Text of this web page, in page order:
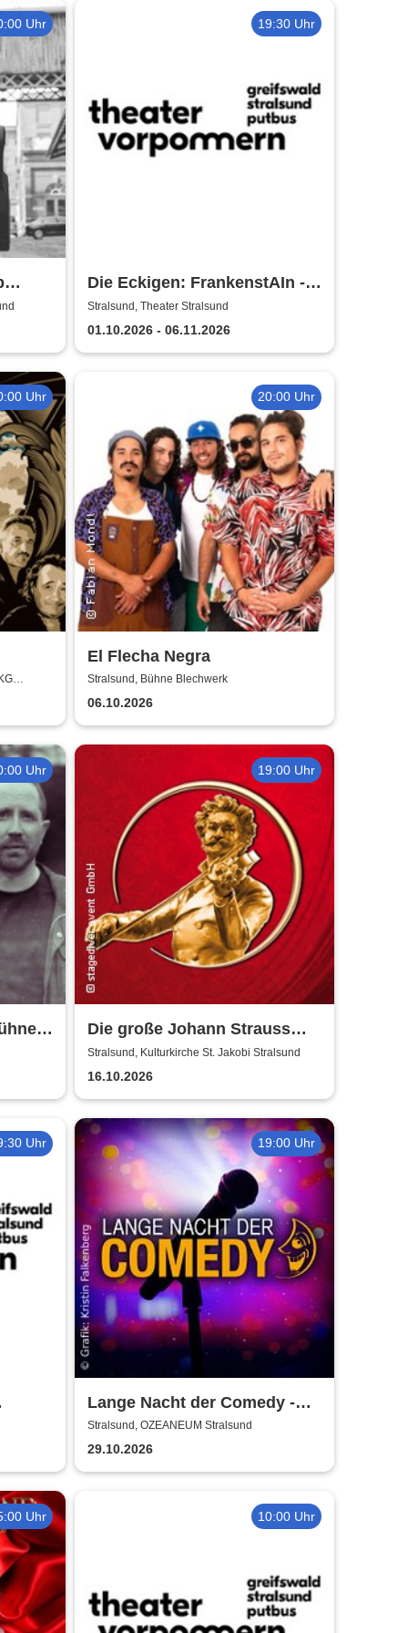
Uhr 19:30 Uhr
Die Eckigen: FrankenstAIn -
Theater Vorpommern
Stralsund, Theater Stralsund
01.10.2026 - 06.11.2026
Uhr 20:00 Uhr
El Flecha Negra
Stralsund, Bühne Blechwerk
06.10.2026
Uhr 19:00 Uhr
Die große Johann Strauss
Revue
Stralsund, Kulturkirche St. Jakobi Stralsund
16.10.2026
Uhr 19:00 Uhr
Lange Nacht der Comedy -
Die Stadt lacht
Stralsund, OZEANEUM Stralsund
29.10.2026
Uhr 10:00 Uhr